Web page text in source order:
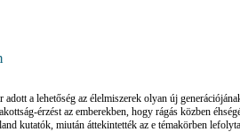
adott a lehetőség az élelmiszerek olyan új
érzést az emberekben, hogy rágás közben
kutatók, miután áttekintették az e témakörben